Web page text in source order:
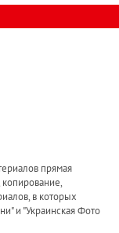
прямая
в которых
и "Украинская Фото